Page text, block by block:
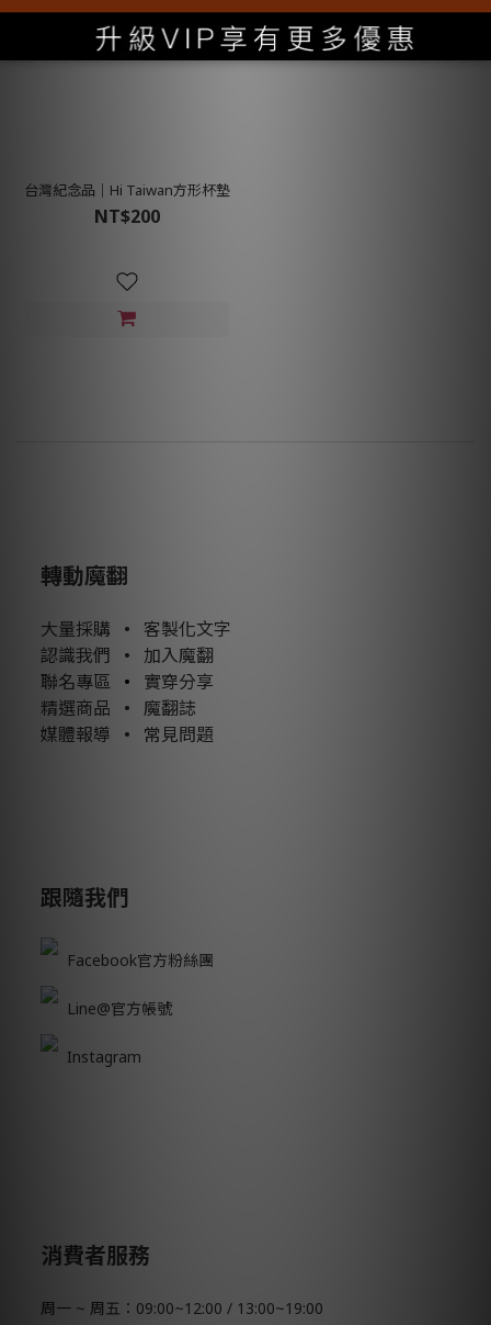
台灣紀念品│Hi Taiwan方形杯墊
NT$200
轉動魔翻
大量採購 •
客製化文字
認識我們 •
加入魔翻
聯名專區 •
實穿分享
精選商品 • 魔翻誌
媒體報導
• 常見問題
跟隨我們
Facebook官方粉絲團
Line@官方帳號
Instagram
消費者服務
周一 ~ 周五：09:00~12:00 / 13:00~19:00